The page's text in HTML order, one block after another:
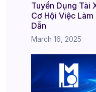
Tuyển Dụng Tài
Cơ Hội Việc
Dẫn
March 16, 2025